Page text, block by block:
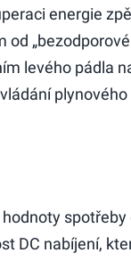
energie
levého pádla
DC nabíjení,